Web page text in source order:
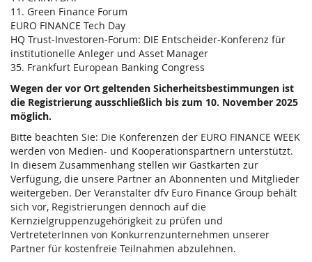
11. Green Finance Forum
EURO FINANCE Tech Day
HQ Trust-Investoren-Forum: DIE Entscheider-Konferenz für
institutionelle Anleger und Asset Manager
35. Frankfurt European Banking Congress
Wegen der vor Ort geltenden Sicherheitsbestimmungen ist
die Registrierung ausschließlich bis zum 10. November 2025
möglich.
Bitte beachten Sie: Die Konferenzen der EURO FINANCE WEEK
werden von Medien- und Kooperationspartnern unterstützt.
In diesem Zusammenhang stellen wir Gastkarten zur
Verfügung, die unsere Partner an Abonnenten und Mitglieder
weitergeben. Der Veranstalter dfv Euro Finance Group behält
sich vor, Registrierungen dennoch auf die
Kernzielgruppenzugehörigkeit zu prüfen und
VertreteterInnen von Konkurrenzunternehmen unserer
Partner für kostenfreie Teilnahmen abzulehnen.